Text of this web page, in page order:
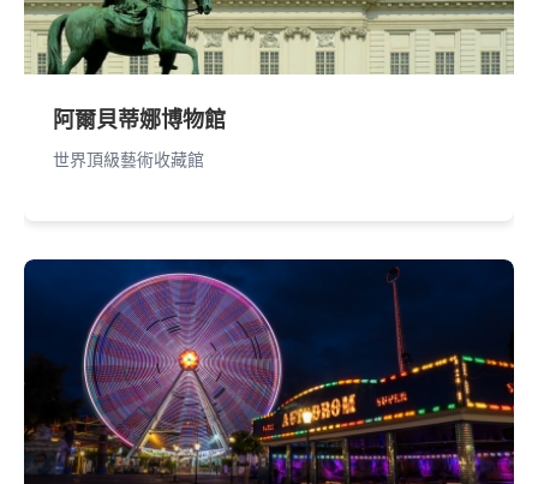
阿爾貝蒂娜博物館
世界頂級藝術收藏館